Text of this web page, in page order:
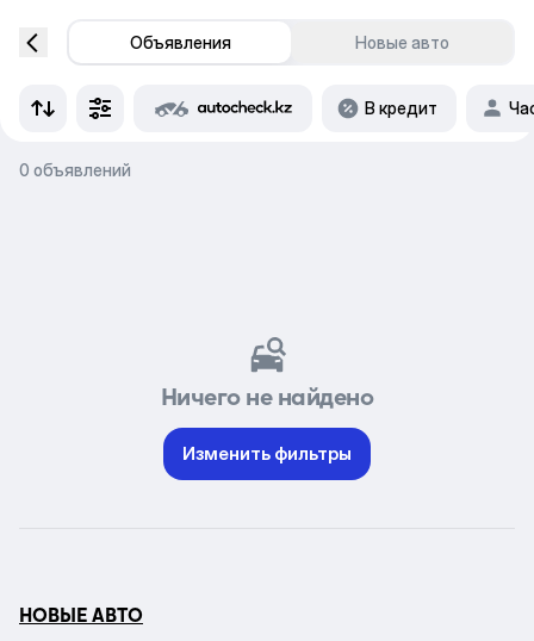
Объявления Новые авто
В кредит
0 объявлений
Ничего не найдено
Изменить фильтры
НОВЫЕ АВТО